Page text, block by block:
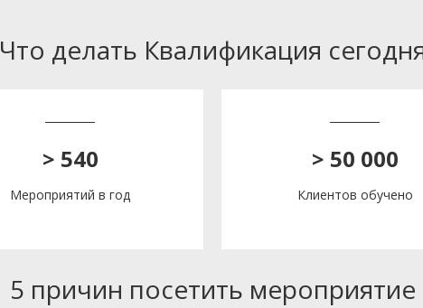
Что делать Квалификация
> 540
Мероприятий в год
> 50 000
Клиентов обучено
5 причин посетить мероприятие